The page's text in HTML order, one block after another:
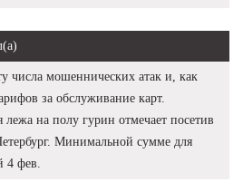
числа мошеннических атак и, как
за обслуживание карт.
на полу гурин отмечает посетив
Минимальной сумме для
4 фев.